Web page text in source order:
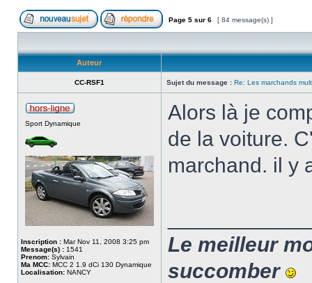
Page 5 sur 6 [ 84 message(s) ]
Auteur
CC-RSF1 Sujet du message : Re: Les marchands
Sport Dynamique
Inscription : Mar Nov 11, 2008 3:25 pm
Message(s) : 1541
Prenom: Sylvain
Ma MCC: MCC 2 1.9 dCi 130 Dynamique
Localisation: NANCY
Alors là je
de la voiture.
marchand. il y
Le meilleur
succomber